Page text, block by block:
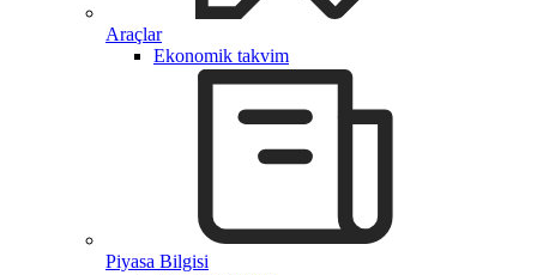
Araçlar
Ekonomik takvim
Piyasa Bilgisi